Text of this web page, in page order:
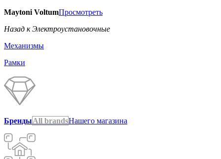
Maytoni VoltumПросмотреть
Назад к Электроустановочные
Механизмы
Рамки
БрендыAll brandsНашего магазина